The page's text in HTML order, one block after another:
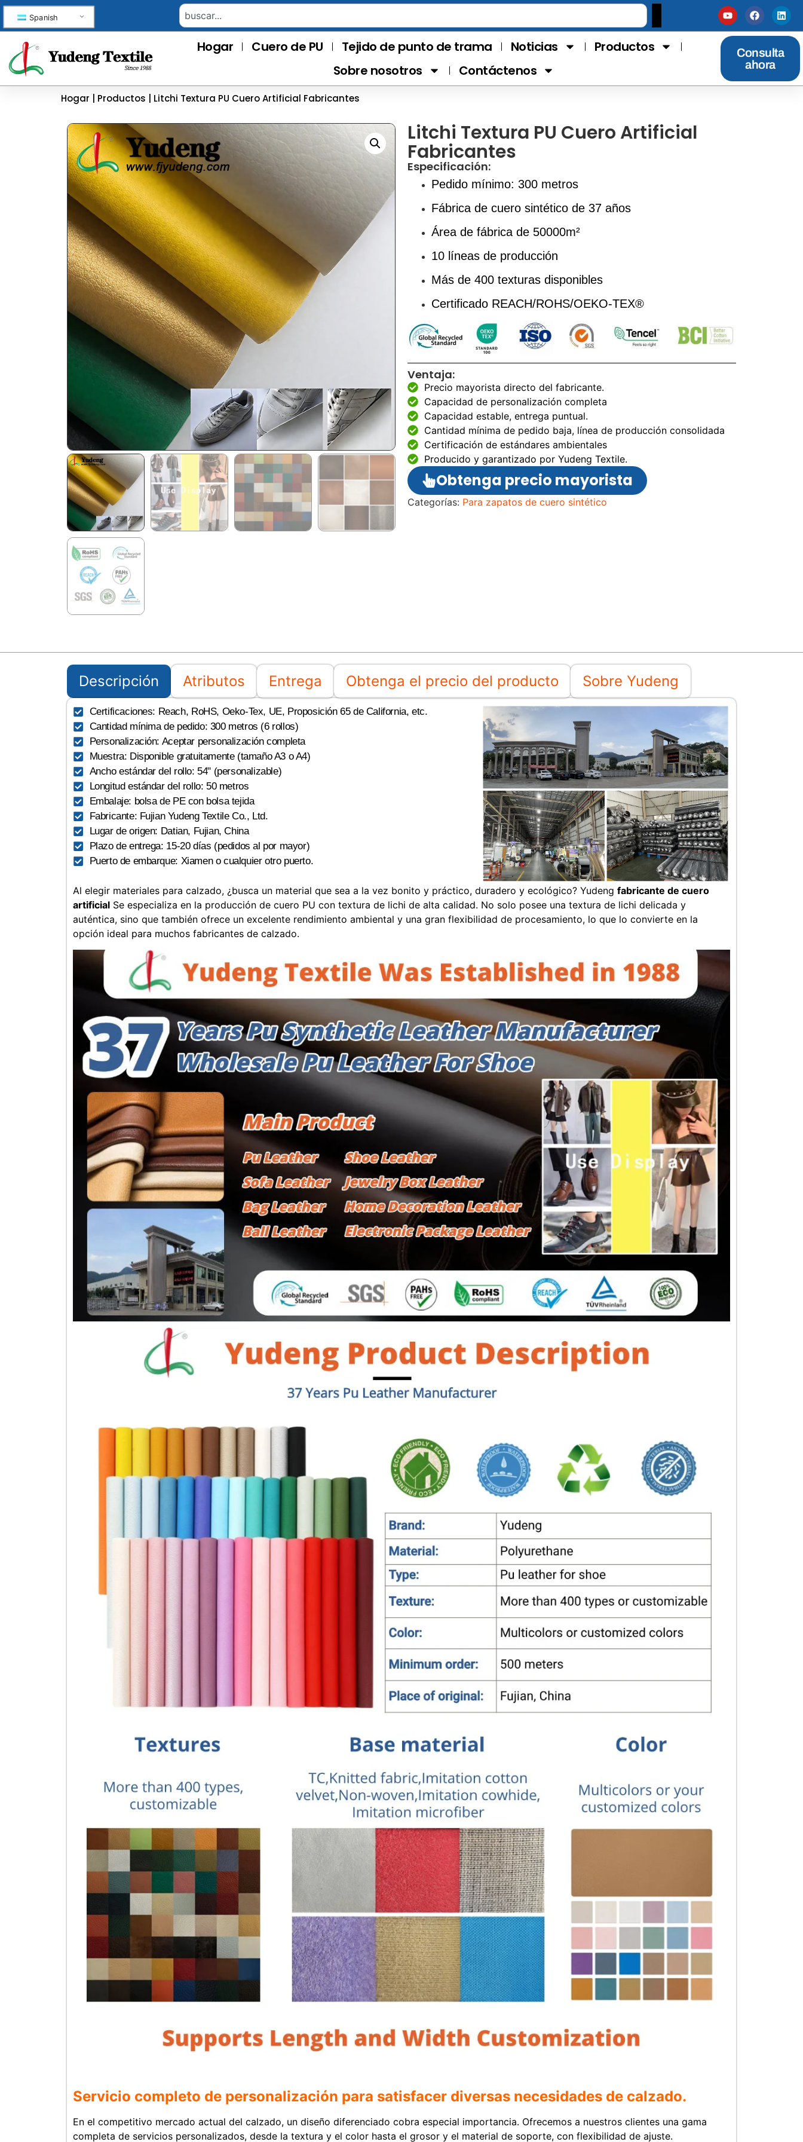
Spanish
Hogar Cuero de PU Tejido de punto de trama Noticias
Productos
Sobre nosotros
Contáctenos
Consulta
ahora
Hogar Productos Litchi Textura PU Cuero Artificial Fabricantes
Litchi Textura PU Cuero Artificial
Fabricantes
Especificación:
Pedido mínimo: 300 metros
Fábrica de cuero sintético de 37 años
Área de fábrica de 50000m²
10 líneas de producción
Más de 400 texturas disponibles
Certificado REACH/ROHS/OEKO-TEX®
Ventaja:
Precio mayorista directo del fabricante.
Capacidad de personalización completa
Capacidad estable, entrega puntual.
Cantidad mínima de pedido baja, línea de producción consolidada
Certificación de estándares ambientales
Producido y garantizado por Yudeng Textile.
Obtenga precio mayorista
Categorías: Para zapatos de cuero sintético
Descripción Atributos Entrega Obtenga el precio del producto Sobre Yudeng
Certificaciones: Reach, RoHS, Oeko-Tex, UE, Proposición 65 de California, etc.
Cantidad mínima de pedido: 300 metros (6 rollos)
Personalización: Aceptar personalización completa
Muestra: Disponible gratuitamente (tamaño A3 o A4)
Ancho estándar del rollo: 54" (personalizable)
Longitud estándar del rollo: 50 metros
Embalaje: bolsa de PE con bolsa tejida
Fabricante: Fujian Yudeng Textile Co., Ltd.
Lugar de origen: Datian, Fujian, China
Plazo de entrega: 15-20 días (pedidos al por mayor)
Puerto de embarque: Xiamen o cualquier otro puerto.
Al elegir materiales para calzado, ¿busca un material que sea a la vez bonito y práctico, duradero y ecológico? Yudeng fabricante de cuero
artificial Se especializa en la producción de cuero PU con textura de lichi de alta calidad. No solo posee una textura de lichi delicada y
auténtica, sino que también ofrece un excelente rendimiento ambiental y una gran flexibilidad de procesamiento, lo que lo convierte en la
opción ideal para muchos fabricantes de calzado.
Servicio completo de personalización para satisfacer diversas necesidades de calzado.
En el competitivo mercado actual del calzado, un diseño diferenciado cobra especial importancia. Ofrecemos a nuestros clientes una gama
completa de servicios personalizados, desde la textura y el color hasta el grosor y el material de soporte, con flexibilidad de ajuste.